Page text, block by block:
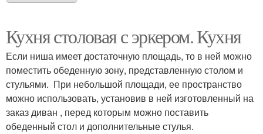
Кухня столовая с эркером. Кухня
Если ниша имеет достаточную площадь, то в ней можно
поместить обеденную зону, представленную столом и
стульями. При небольшой площади, ее пространство
можно использовать, установив в ней изготовленный на
заказ диван , перед которым можно поставить
обеденный стол и дополнительные стулья.